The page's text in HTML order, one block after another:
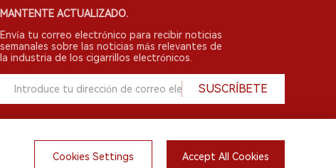
MANTENTE ACTUALIZADO.
Envía tu correo electrónico para recibir noticias
semanales sobre las noticias más relevantes de
la industria de los cigarrillos electrónicos.
SUSCRÍBETE
Cookies Settings Accept All Cookies